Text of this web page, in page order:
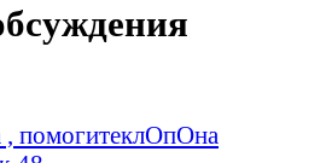
, помогитеклОпОна